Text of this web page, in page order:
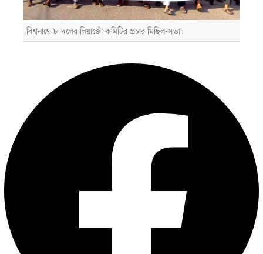
বিশ্বনাথে ৮ দলের লিয়াজোঁ কমিটির প্রচার মিছিল-সভা।